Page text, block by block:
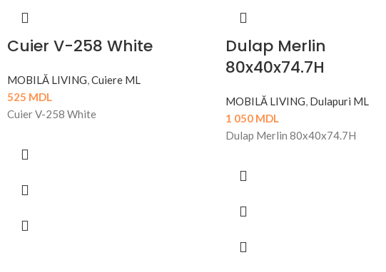
Cuier V-258 White
MOBILĂ LIVING,Cuiere ML
525 MDL
Cuier V-258 White
Dulap Merlin
80x40x74.7H
MOBILĂ LIVING, Dulapuri ML
1 050 MDL
Dulap Merlin 80x40x74.7H